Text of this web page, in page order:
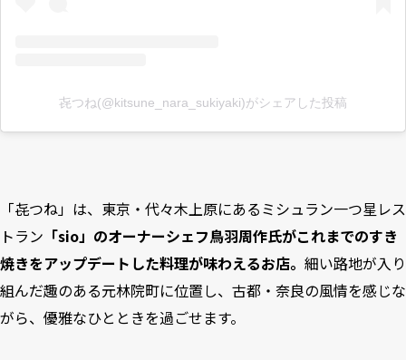
㐂つね(@kitsune_nara_sukiyaki)がシェアした投稿
「㐂つね」は、東京・代々木上原にあるミシュラン一つ星レス
トラン 「sio」のオーナーシェフ鳥羽周作氏がこれまでのすき
焼きをアップデートした料理が味わえるお店。 細い路地が入り
組んだ趣のある元林院町に位置し、古都・奈良の風情を感じな
がら、優雅なひとときを過ごせます。